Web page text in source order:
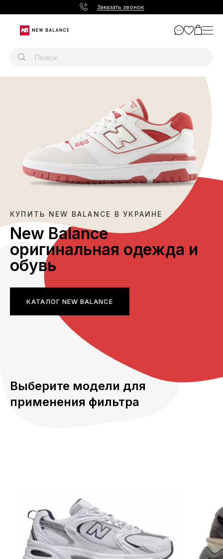
Заказать звонок
КУПИТЬ NEW BALANCE В УКРАИНЕ
New Balance
оригинальная одежда и
обувь
КАТАЛОГ NEW BALANCE
Выберите модели для
применения фильтра